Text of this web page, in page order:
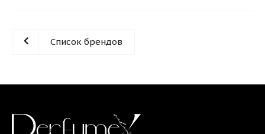
Список брендов